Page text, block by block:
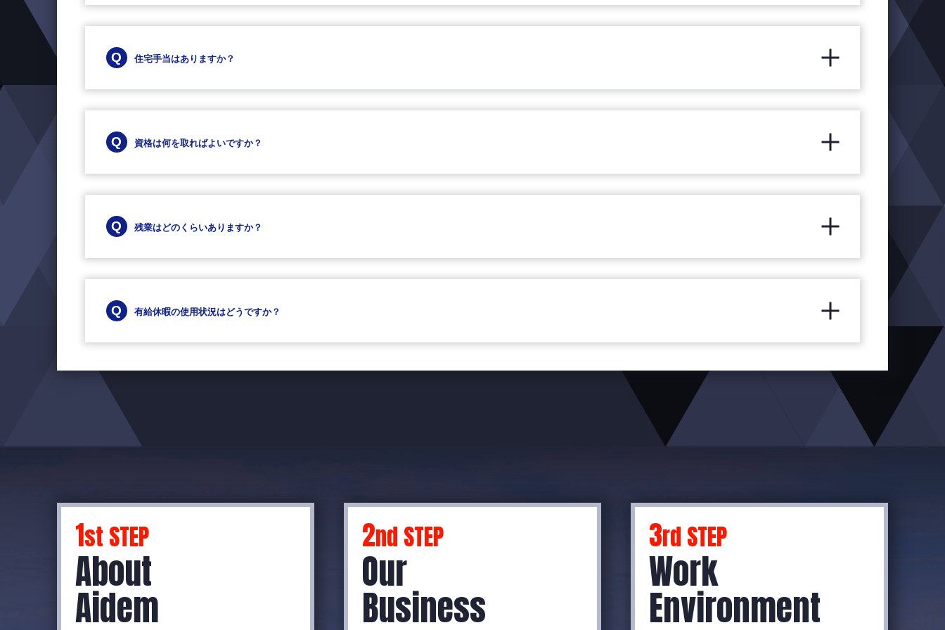
住宅手当はありますか？
資格は何を取ればよいですか？
残業はどのくらいありますか？
有給休暇の使用状況はどうですか？
1st STEP
About
Aidem
2nd STEP
Our
Business
3rd STEP
Work
Environment